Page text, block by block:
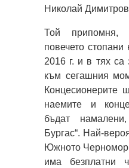
Николай
Той припомня,
повечето
2016 г. и в тях са
към сегашния
Концесионерите
наемите и
бъдат
Бургас“. Най-
Южното
има безплатни